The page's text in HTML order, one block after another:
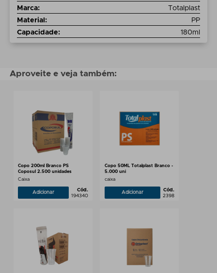
Marca:
Totalplast
Material:
PP
Capacidade: 180ml
Aproveite e veja também:
Copo 200ml Branco PS
Coposul 2.500 unidades
Caixa
Adicionar
Cód.
194340
Copo 50ML Totalplast Branco -
5.000 uni
caixa
Adicionar
Cód.
2398